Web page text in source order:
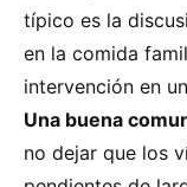
típico es la
en la comida
intervención en
Una buena
no dejar que los